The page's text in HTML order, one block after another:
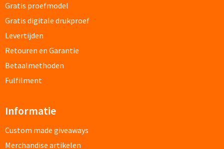
Laserpointers bedrukken
Overige computer accessoires
Smartwatches bedrukken
Verpleegster horloges bedrukken
Bureauklokken bedrukken
Gratis proefmodel
Gratis digitale drukproef
Levertijden
Retouren en Garantie
Betaalmethoden
Fulfilment
Informatie
Custom made giveaways
Merchandise artikelen